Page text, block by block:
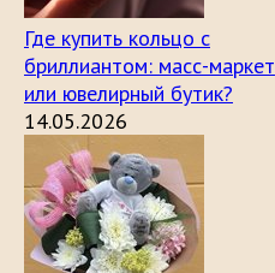
Где купить кольцо с
бриллиантом: масс-маркет
или ювелирный бутик?
14.05.2026